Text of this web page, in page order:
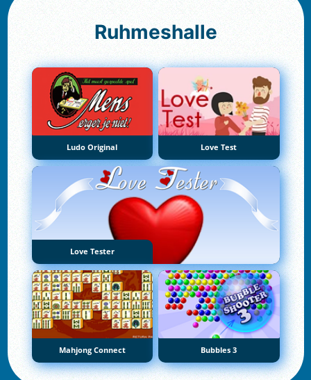
Ruhmeshalle
Ludo Original Love Test
Love Tester
Mahjong Connect Bubbles 3